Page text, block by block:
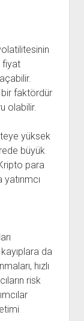
fiyat
bir faktördür
olabilir.
yüksek
büyük
para
da
hızlı
risk